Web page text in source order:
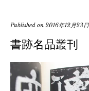
Published on 2016年12月23日
書跡名品叢刊